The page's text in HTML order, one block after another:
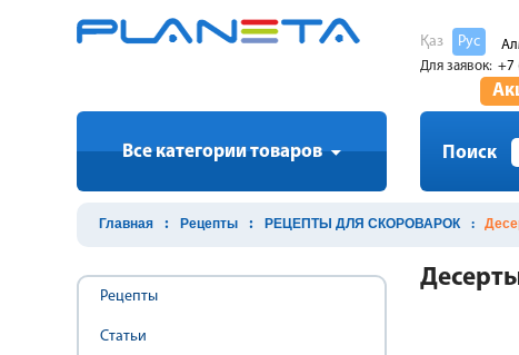
Қаз Рус
Для заявок: +7
Все категории товаров Поиск
Главная Рецепты РЕЦЕПТЫ ДЛЯ СКОРОВАРОК
Рецепты
Статьи